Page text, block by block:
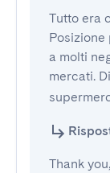
Tutto era
a molti
mercati.
Thank